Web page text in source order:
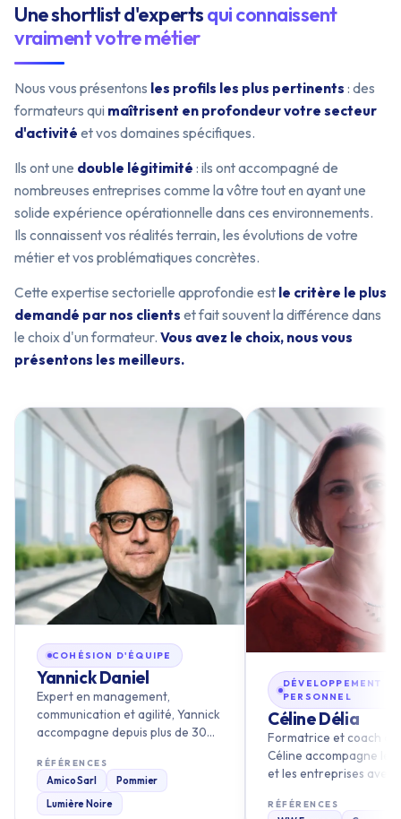
Une shortlist d'expertsqui connaissent
vraiment votre métier
Nous vous présentons les profils les plus pertinents : des
formateurs qui maîtrisent en profondeur votre secteur
d'activité et vos domaines spécifiques.
Ils ont une double légitimité : ils ont accompagné de
nombreuses entreprises comme la vôtre tout en ayant une
solide expérience opérationnelle dans ces environnements.
Ils connaissent vos réalités terrain, les évolutions de votre
métier et vos problématiques concrètes.
Cette expertise sectorielle approfondie est le critère le plus
demandé par nos clients et fait souvent la différence dans
le choix d'un formateur. Vous avez le choix, nous vous
présentons les meilleurs.
COHÉSION D'ÉQUIPE
Yannick Daniel
Expert en management,
communication et agilité, Yannick
accompagne depuis plus de 30
écoles dans leur transformation.
Ancré en Bretagne, il privilég…
RÉFÉRENCES
Amico Sarl
Pommier
Lumière Noire
DÉVELOPPEMENT
PERSONNEL
Céline Délia
Formatrice et coach
Céline accompagne les
et les entreprises avec
pragmatique et
RÉFÉRENCES